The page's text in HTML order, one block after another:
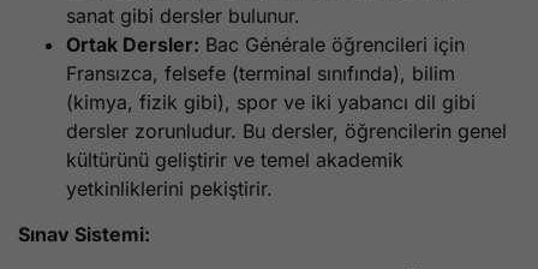
sanat gibi dersler bulunur.
Ortak Dersler: Bac Générale öğrencileri için
Fransızca, felsefe (terminal sınıfında), bilim
(kimya, fizik gibi), spor ve iki yabancı dil gibi
dersler zorunludur. Bu dersler, öğrencilerin genel
kültürünü geliştirir ve temel akademik
yetkinliklerini pekiştirir.
Sınav Sistemi: